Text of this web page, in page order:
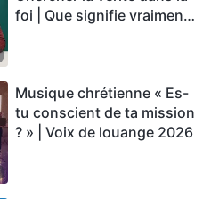
foi | Que signifie vraiment
Musique chrétienne « Es-
tu conscient de ta mission
? » | Voix de louange 2026